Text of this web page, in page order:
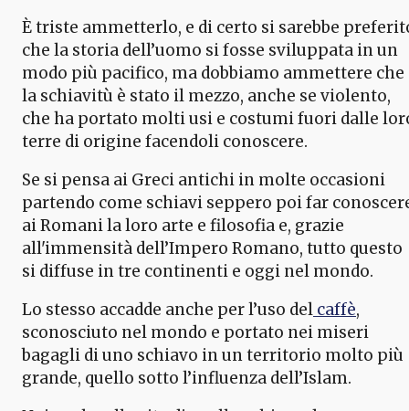
È triste ammetterlo, e di certo si sarebbe
che la storia dell’uomo si fosse sviluppata in un
modo più pacifico, ma dobbiamo ammettere che
la schiavitù è stato il mezzo, anche se violento,
che ha portato molti usi e costumi fuori dalle
terre di origine facendoli conoscere.
Se si pensa ai Greci antichi in molte occasioni
partendo come schiavi seppero poi far
ai Romani la loro arte e filosofia e, grazie
all'immensità dell’Impero Romano, tutto questo
si diffuse in tre continenti e oggi nel mondo.
Lo stesso accadde anche per l’uso del caffè,
sconosciuto nel mondo e portato nei miseri
bagagli di uno schiavo in un territorio molto più
grande, quello sotto l’influenza dell’Islam.